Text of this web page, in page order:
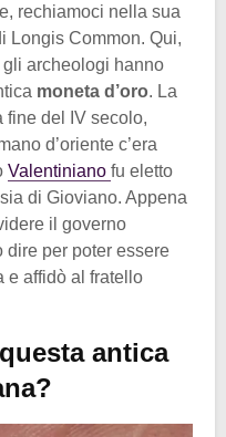
rechiamoci nella sua
Longis Common. Qui,
archeologi hanno
moneta d’oro. La
fine del IV secolo,
d’oriente c’era
Valentiniano fu eletto
di Gioviano. Appena
il governo
dire per poter essere
e affidò al fratello
antica